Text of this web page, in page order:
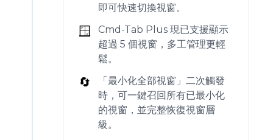
即可快速切換視窗。
🪟
Cmd-Tab Plus 現已支援顯示
超過 5 個視窗，多工管理更輕
鬆。
🔄
「最小化全部視窗」二次觸發
時，可一鍵召回所有已最小化
的視窗，並完整恢復視窗層
級。